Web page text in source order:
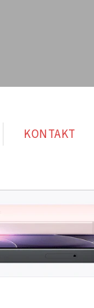
KONTAKT